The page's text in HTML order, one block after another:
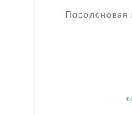
Поролоновая